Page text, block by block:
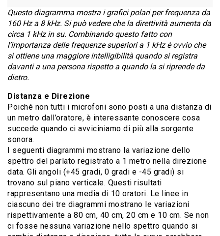
Questo diagramma mostra i grafici polari per frequenza da
160 Hz a 8 kHz. Si può vedere che la direttività aumenta da
circa 1 kHz in su. Combinando questo fatto con
l’importanza delle frequenze superiori a 1 kHz è ovvio che
si ottiene una maggiore intelligibilità quando si registra
davanti a una persona rispetto a quando la si riprende da
dietro.
Distanza e Direzione
Poiché non tutti i microfoni sono posti a una distanza di
un metro dall’oratore, è interessante conoscere cosa
succede quando ci avviciniamo di più alla sorgente
sonora.
I seguenti diagrammi mostrano la variazione dello
spettro del parlato registrato a 1 metro nella direzione
data. Gli angoli (+45 gradi, 0 gradi e -45 gradi) si
trovano sul piano verticale. Questi risultati
rappresentano una media di 10 oratori. Le linee in
ciascuno dei tre diagrammi mostrano le variazioni
rispettivamente a 80 cm, 40 cm, 20 cm e 10 cm. Se non
ci fosse nessuna variazione nello spettro quando si